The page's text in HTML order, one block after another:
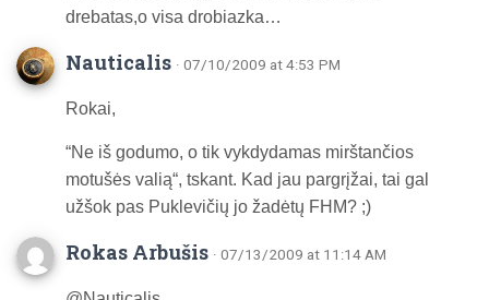
drebatas,o visa drobiazka…
Nauticalis · 07/10/2009 at 4:53 PM
Rokai,
“Ne iš godumo, o tik vykdydamas mirštančios
motušės valią“, tskant. Kad jau pargrįžai, tai gal
užšok pas Puklevičių jo žadėtų FHM? ;)
Rokas Arbušis · 07/13/2009 at 11:14 AM